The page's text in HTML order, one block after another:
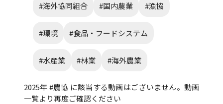
#海外協同組合 #国内農業 #漁協
#環境 #食品・フードシステム
#水産業 #林業 #海外農業
2025年 #農協 に該当する動画はございません。動画
一覧より再度ご確認ください